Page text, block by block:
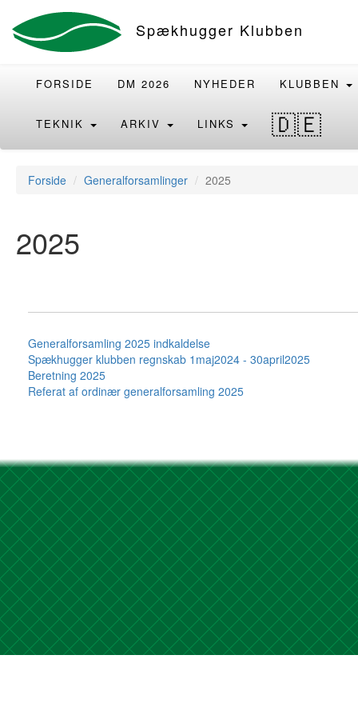
Spækhugger Klubben
FORSIDE DM 2026 NYHEDER KLUBBEN
TEKNIK ARKIV LINKS 🇩🇪
Forside Generalforsamlinger 2025
2025
Generalforsamling 2025 indkaldelse
Spækhugger klubben regnskab 1maj2024 - 30april2025
Beretning 2025
Referat af ordinær generalforsamling 2025